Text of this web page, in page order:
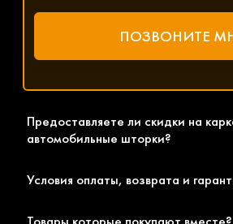
авто Foton по Москве, Санкт-
города РФ. Желаем приятных покупок!
Предоставляете ли скидки на
автомобильные шторки?
Условия оплаты, возврата и